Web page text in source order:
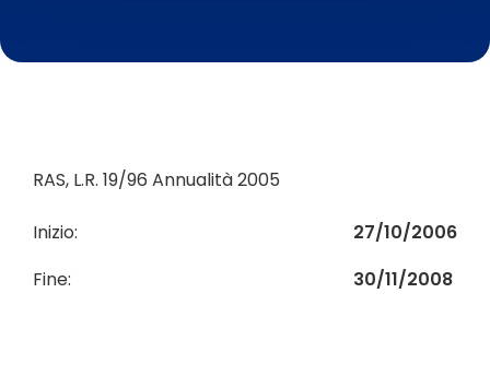
RAS, L.R. 19/96 Annualità 2005
Inizio:
27/10/2006
Fine:
30/11/2008